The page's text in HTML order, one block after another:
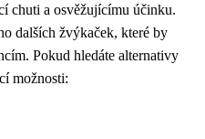
chuti a osvěžujícímu účinku.
dalších žvýkaček, které by
Pokud hledáte alternativy
možnosti: